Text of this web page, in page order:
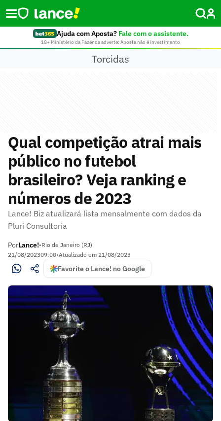
Ajuda com Aposta? Fale com o assistente.
18+ Ministério da Fazenda adverte: Aposta não é investimento
Torcidas
Qual competição atrai mais
público no futebol
brasileiro? Veja ranking e
números de 2023
Lance! Biz atualizará lista mensalmente com dados da
Pluri Consultoria
PorLance!•Rio de Janeiro (RJ)
21/08/202309:00•Atualizado em 21/08/2023
Favorite o Lance! no Google